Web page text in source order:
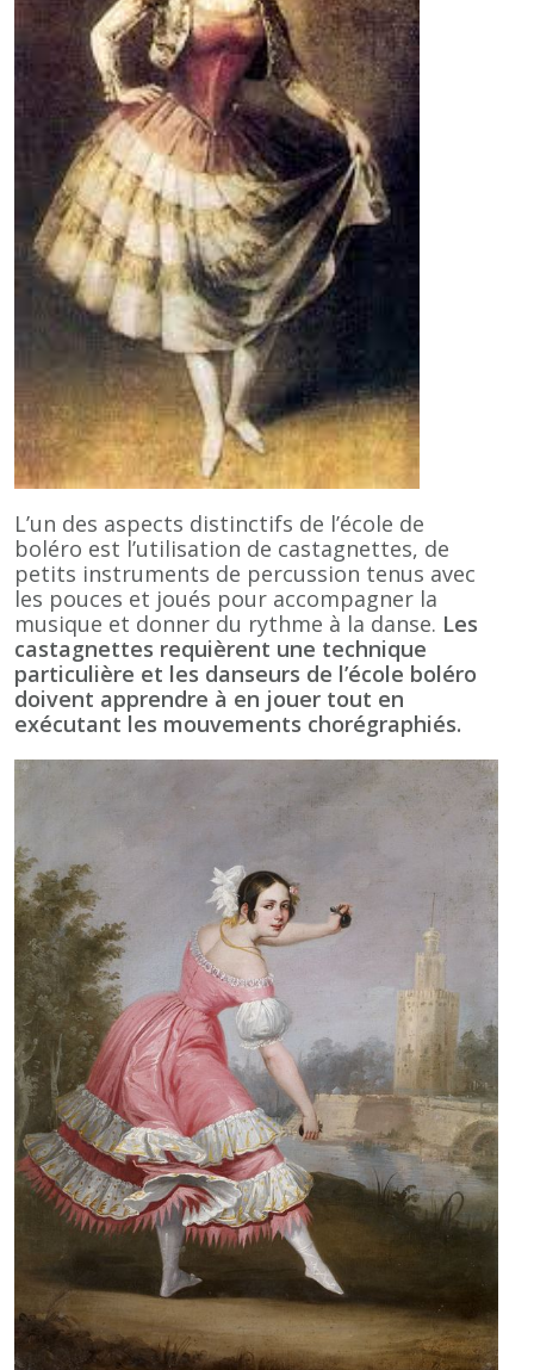
L’un des aspects distinctifs de l’école de
boléro est l’utilisation de castagnettes, de
petits instruments de percussion tenus avec
les pouces et joués pour accompagner la
musique et donner du rythme à la danse. Les
castagnettes requièrent une technique
particulière et les danseurs de l’école boléro
doivent apprendre à en jouer tout en
exécutant les mouvements chorégraphiés.